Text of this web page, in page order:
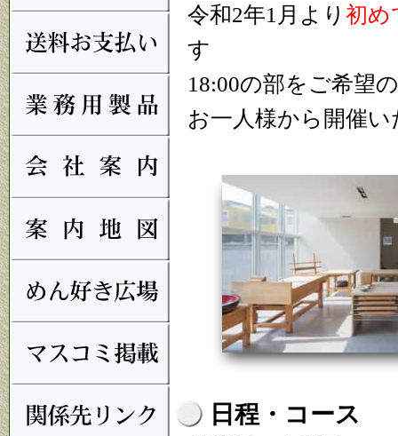
令和2年1月より 初め
す
18:00の部をご希望
お一人様から開催
日程・コース